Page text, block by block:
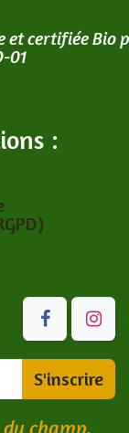
et certifiée Bio
01
:
S'inscrire
champ,